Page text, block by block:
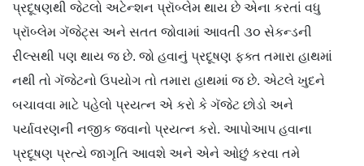
પ્રદૂષણથી જેટલો અટેન્શન પ્રૉબ્લેમ થાય છે એના કરતાં વધુ
પ્રૉબ્લેમ ગૅજેટ્સ અને સતત જોવામાં આવતી ૩૦ સેકન્ડની
રીલ્સથી પણ થાય જ છે. જો હવાનું પ્રદૂષણ ફક્ત તમારા હાથમાં
નથી તો ગૅજેટનો ઉપયોગ તો તમારા હાથમાં જ છે. એટલે ખુદને
બચાવવા માટે પહેલો પ્રયત્ન એ કરો કે ગૅજેટ છોડો અને
પર્યાવરણની નજીક જવાનો પ્રયત્ન કરો. આપોઆપ હવાના
પ્રદૂષણ પ્રત્યે જાગૃતિ આવશે અને એને ઓછું કરવા તમે